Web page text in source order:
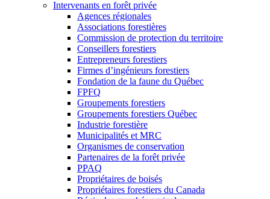
Intervenants en forêt privée
Agences régionales
Associations forestières
Commission de protection du territoire
Conseillers forestiers
Entrepreneurs forestiers
Firmes d’ingénieurs forestiers
Fondation de la faune du Québec
FPFQ
Groupements forestiers
Groupements forestiers Québec
Industrie forestière
Municipalités et MRC
Organismes de conservation
Partenaires de la forêt privée
PPAQ
Propriétaires de boisés
Propriétaires forestiers du Canada